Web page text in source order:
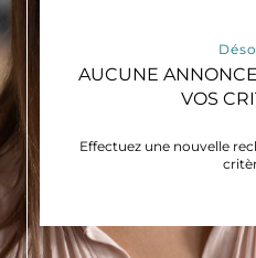
AUCUNE
VOS
Effectuez une nouvelle